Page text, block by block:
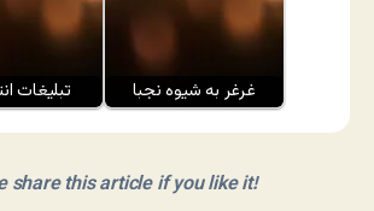
تبلیغات غرغر به شیوه نجبا
share this article if you like it!